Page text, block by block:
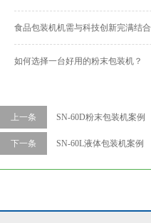
食品包装机机需与科技创新完满结合
如何选择一台好用的粉末包装机？
上一条 SN-60D粉末包装机案例
下一条 SN-60L液体包装机案例